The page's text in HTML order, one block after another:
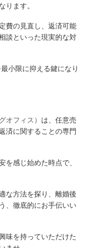
ります。
費の見直し、返済可能
談といった現実的な対
小限に抑える鍵になり
オフィス） は、任意売
済に関することの専門
を感じ始めた時点で、
な方法を探り、離婚後
、徹底的にお手伝いい
味を持っていただけた